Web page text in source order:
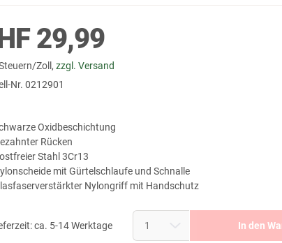
29,99
Zoll, zzgl. Versand
Nr. 0212901
Oxidbeschichtung
Rücken
Stahl 3Cr13
mit Gürtelschlaufe und Schnalle
Nylongriff mit Handschutz
ca. 5-14 Werktage In den